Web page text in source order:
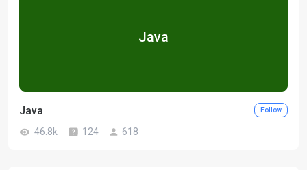
Java
Java Follow
46.8k 124 618